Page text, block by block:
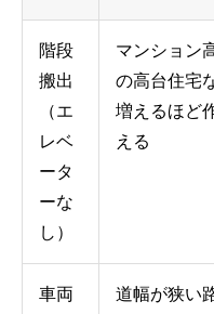
階段
搬出
（エ
レベ
ータ
ーな
し）
マンション
の高台住宅
増えるほど
える
車両
道幅が狭い